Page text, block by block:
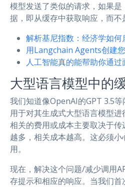
模型发送了类似的请求，如果
据，即从缓存中获取响应，而不
解析基尼指数：经济学如何
用Langchain Agents创建
人工智能真的能帮助你通过
大型语言模型中的
我们知道像OpenAI的GPT 3.5等
用于对其生成式大型语言模型
相关的费用或成本主要取决于
越多，相关成本越高。这必须
用。
现在，解决这个问题/减少调用
存提示和相应的响应。当我们